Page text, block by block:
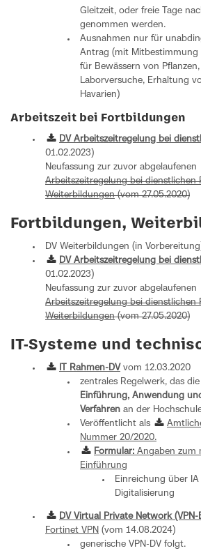
Gleitzeit, oder freie Tage
genommen werden.
Ausnahmen nur für
Antrag (mit Mitbestimmung
für Bewässern von
Laborversuche, Erhaltung
Havarien)
Arbeitszeit bei Fortbildungen
DV Arbeitszeitregelung bei
01.02.2023)
Neufassung zur zuvor abgelaufenen
Arbeitszeitregelung bei dienstlichen
Weiterbildungen(vom 27.05.2020)
Fortbildungen,
DV Weiterbildungen (in
DV Arbeitszeitregelung bei
01.02.2023)
Neufassung zur zuvor abgelaufenen
Arbeitszeitregelung bei dienstlichen
Weiterbildungen(vom 27.05.2020)
IT-Systeme und
IT Rahmen-DV vom 12.03.2020
zentrales Regelwerk, das
Einführung, Anwendung
Verfahren an der
Veröffentlicht als
Nummer 20/2020.
Formular: Angaben zum
Einführung
Einreichung über IA
Digitalisierung
DV Virtual Private Network (VPN-
Fortinet VPN (vom 14.08.2024)
generische VPN-DV folgt.